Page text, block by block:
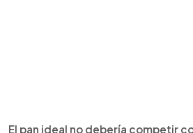
El pan ideal no debería competir